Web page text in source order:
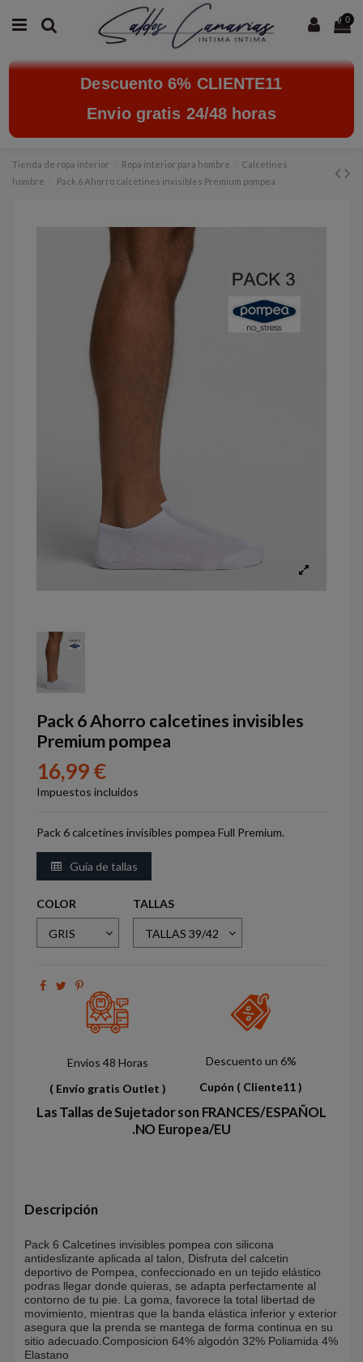
0
Descuento 6% CLIENTE11
Envio gratis 24/48 horas
Tienda de ropa interior Ropa interior para hombre
Calcetines
hombre
Pack 6 Ahorro calcetines invisibles Premium pompea
Pack 6 Ahorro calcetines invisibles
Premium pompea
16,99 €
Impuestos incluidos
Pack 6 calcetines invisibles pompea Full Premium.
Guía de tallas
COLOR TALLAS
Envios 48 Horas
( Envío gratis Outlet )
Descuento un 6%
Cupón ( Cliente11 )
Las Tallas de Sujetador son FRANCES/ESPAÑOL
.NO Europea/EU
Descripción
Pack 6 Calcetines invisibles pompea con silicona
antideslizante aplicada al talon, Disfruta del calcetin
deportivo de Pompea, confeccionado en un tejido elástico
podras llegar donde quieras, se adapta perfectamente al
contorno de tu pie. La goma, favorece la total libertad de
movimiento, mientras que la banda elástica inferior y exterior
asegura que la prenda se mantega de forma continua en su
sitio adecuado.Composicion 64% algodón 32% Poliamida 4%
Elastano